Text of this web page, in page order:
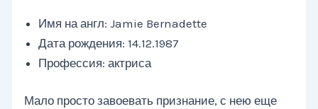
Имя на англ: Jamie Bernadette
Дата рождения: 14.12.1987
Профессия: актриса
Мало просто завоевать признание, с нею еще